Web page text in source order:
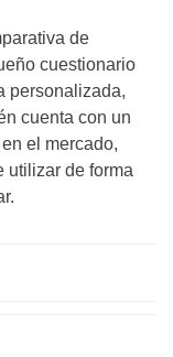
de
cuestionario
personalizada,
cuenta con un
el mercado,
utilizar de forma